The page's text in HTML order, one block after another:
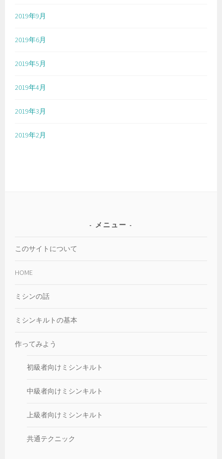
2019年9月
2019年6月
2019年5月
2019年4月
2019年3月
2019年2月
メニュー
このサイトについて
HOME
ミシンの話
ミシンキルトの基本
作ってみよう
初級者向けミシンキルト
中級者向けミシンキルト
上級者向けミシンキルト
共通テクニック